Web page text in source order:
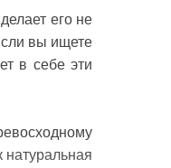
его не
вы ищете
в себе эти
натуральная